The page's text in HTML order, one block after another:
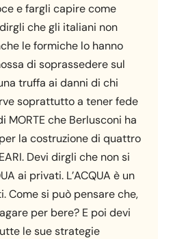
e fargli capire come
che gli italiani non
le formiche lo hanno
di soprassedere sul
truffa ai danni di chi
soprattutto a tener fede
MORTE che Berlusconi ha
la costruzione di quattro
Devi dirgli che non si
ai privati. L’ACQUA è un
Come si può pensare che,
per bere? E poi devi
le sue strategie